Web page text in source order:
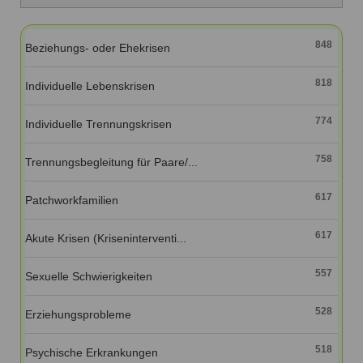
Qualitätssicherung
Qualität unserer Therapeuten
Familienthemen
Fortbildungen
Ausbildungsinstitute
Liste der Fachverbände
Benutzername*
Passwort*
Links
Formular zur Registrierung
Beziehungs- oder Ehekrisen 848
Individuelle Lebenskrisen 818
Individuelle Trennungskrisen 774
Trennungsbegleitung für Paare/... 758
Patchworkfamilien 617
Akute Krisen (Kriseninterventi... 617
Sexuelle Schwierigkeiten 557
Erziehungsprobleme 528
Psychische Erkrankungen 518